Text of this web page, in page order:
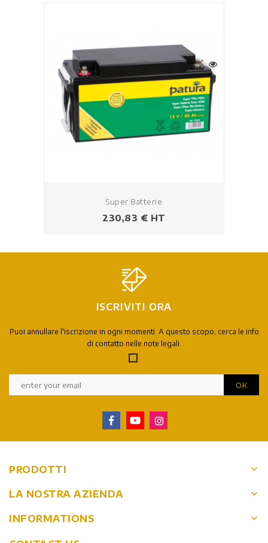
Super Batterie
Prezzo
230,83 € HT
ISCRIVITI ORA
Puoi annullare l'iscrizione in ogni momenti. A questo scopo, cerca le info
di contatto nelle note legali.
PRODOTTI keyboard_arrow_down
LA NOSTRA AZIENDA keyboard_arrow_down
INFORMATIONS keyboard_arrow_down